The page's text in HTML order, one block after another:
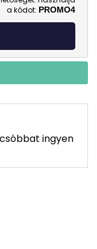
a kódot: PROMO4
ingyen